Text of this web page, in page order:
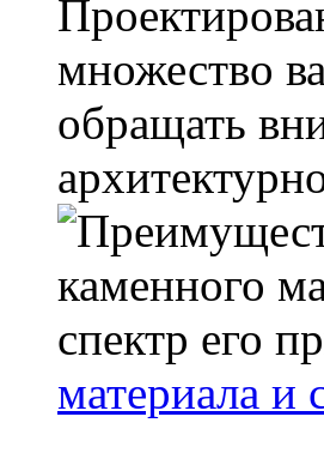
множество
обращать
материала и